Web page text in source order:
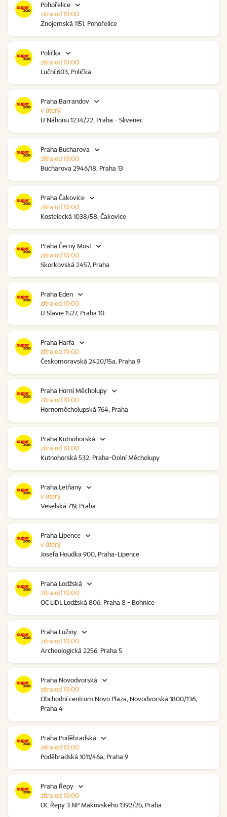
Pohořelice
Znojemská 1151, Pohořelice
zítra od 10:00
Polička
Luční 603, Polička
zítra od 10:00
Praha Barrandov
U Náhonu 1234/22, Praha - Slivenec
v úterý
Praha Bucharova
Bucharova 2946/18, Praha 13
zítra od 10:00
Praha Čakovice
Kostelecká 1038/58, Čakovice
zítra od 10:00
Praha Černý Most
Skorkovská 2457, Praha
zítra od 10:00
Praha Eden
U Slavie 1527, Praha 10
zítra od 10:00
Praha Harfa
Českomoravská 2420/15a, Praha 9
zítra od 10:00
Praha Horní Měcholupy
Hornoměcholupská 764, Praha
zítra od 10:00
Praha Kutnohorská
Kutnohorská 532, Praha-Dolní Měcholupy
zítra od 10:00
Praha Letňany
Veselská 719, Praha
v úterý
Praha Lipence
Josefa Houdka 900, Praha-Lipence
v úterý
Praha Lodžská
OC LIDL Lodžská 806, Praha 8 - Bohnice
zítra od 10:00
Praha Lužiny
Archeologická 2256, Praha 5
zítra od 10:00
Praha Novodvorská
Obchodní centrum Novo Plaza, Novodvorská 1800/136,
Praha 4
zítra od 10:00
Praha Poděbradská
Poděbradská 1011/46a, Praha 9
zítra od 10:00
Praha Řepy
OC Řepy 3.NP Makovského 1392/2b, Praha
zítra od 10:00